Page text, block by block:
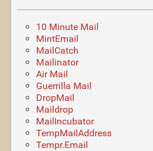
10 Minute Mail
MintEmail
MailCatch
Mailinator
Air Mail
Guerrilla Mail
DropMail
Maildrop
MailIncubator
TempMailAddress
Tempr.Email